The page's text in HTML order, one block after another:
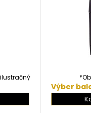
Výber